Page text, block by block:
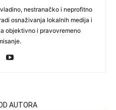
nestranačko i neprofitno
osnaživanja lokalnih medija i
objektivno i pravovremeno
AUTORA